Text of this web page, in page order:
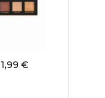
1,99 €